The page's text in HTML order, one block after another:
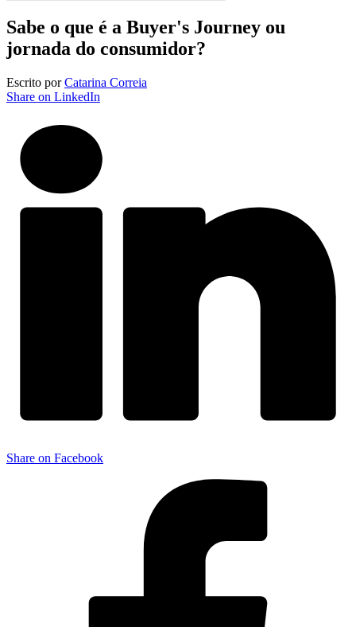
Sabe o que é a Buyer's Journey ou
jornada do consumidor?
Escrito porCatarina Correia
Share on LinkedIn
Share on Facebook